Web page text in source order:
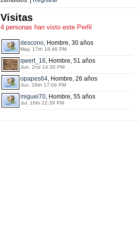
Visitas
4 personas han visto este Perfil
descono, Hombre, 30 años
May. 17th 18:46 PM
qwert_16, Hombre, 51 años
Jun. 2nd 14:30 PM
opapes64, Hombre, 26 años
Jun. 26th 17:04 PM
miguel70, Hombre, 55 años
Jul. 16th 22:39 PM